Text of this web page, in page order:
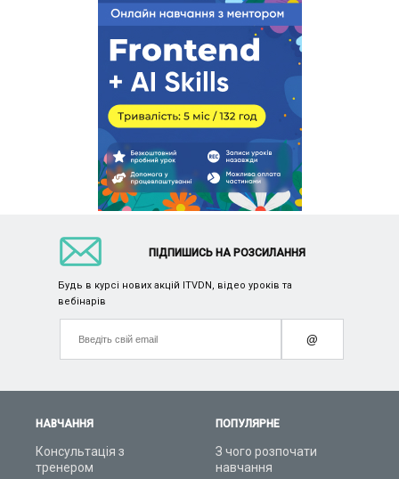
НАВЧАННЯ
Консультація з
тренером
ПОПУЛЯРНЕ
З чого розпочати
навчання
ПІДПИШИСЬ НА РОЗСИЛАННЯ
Будь в курсі нових акцій ITVDN, відео уроків та
вебінарів
@